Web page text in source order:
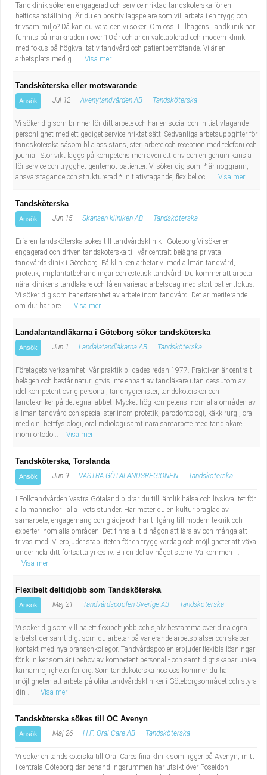
Kock, storhushåll
Undersköterska, vård- o specialavd. o mottagning
Bibliotekarie
Administrativ assistent
Lärare i gymnasiet
Tandklinik söker en engagerad och serviceinriktad tandsköterska för en
heltidsanställning. Är du en positiv lagspelare som vill arbeta i en trygg och
trivsam miljö? Då kan du vara den vi söker! Om oss: Lillhagens Tandklinik har
funnits på marknaden i över 10 år och är en väletablerad och modern klinik
med fokus på högkvalitativ tandvård och patientbemötande. Vi är en
arbetsplats med g...
Visa mer
Tandsköterska eller motsvarande
Ansök Jul 12 Avenytandvården AB Tandsköterska
Vi söker dig som brinner för ditt arbete och har en social och initiativtagande
personlighet med ett gediget serviceinriktat sätt! Sedvanliga arbetsuppgifter för
tandsköterska såsom bl.a assistans, sterilarbete och reception med telefoni och
journal. Stor vikt läggs på kompetens men även ett driv och en genuin känsla
för service och trygghet gentemot patienter. Vi söker dig som: * är noggrann,
ansvarstagande och strukturerad * initiativtagande, flexibel oc...
Visa mer
Tandsköterska
Ansök Jun 15 Skansen kliniken AB Tandsköterska
Erfaren tandsköterska sökes till tandvårdsklinik i Göteborg Vi söker en
engagerad och driven tandsköterska till vår centralt belägna privata
tandvårdsklinik i Göteborg. På kliniken arbetar vi med allmän tandvård,
protetik, implantatbehandlingar och estetisk tandvård. Du kommer att arbeta
nära klinikens tandläkare och få en varierad arbetsdag med stort patientfokus.
Vi söker dig som har erfarenhet av arbete inom tandvård. Det är meriterande
om du: har bre...
Visa mer
Landalantandläkarna i Göteborg söker tandsköterska
Ansök Jun 1 Landalatandläkarna AB Tandsköterska
Företagets verksamhet: Vår praktik bildades redan 1977. Praktiken är centralt
belägen och består naturligtvis inte enbart av tandläkare utan dessutom av
idel kompetent övrig personal; tandhygienister, tandsköterskor och
tandtekniker på det egna labbet. Mycket hög kompetens inom alla områden av
allmän tandvård och specialister inom protetik, parodontologi, käkkirurgi, oral
medicin, bettfysiologi, oral radiologi samt nära samarbete med tandläkare
inom ortodo...
Visa mer
Tandsköterska, Torslanda
Ansök Jun 9 VÄSTRA GÖTALANDSREGIONEN Tandsköterska
I Folktandvården Västra Götaland bidrar du till jämlik hälsa och livskvalitet för
alla människor i alla livets stunder. Här möter du en kultur präglad av
samarbete, engagemang och glädje och har tillgång till modern teknik och
experter inom alla områden. Det finns alltid någon att lära av och många att
trivas med. Vi erbjuder stabiliteten för en trygg vardag och möjligheter att växa
under hela ditt fortsatta yrkesliv. Bli en del av något större. Välkommen ...
Visa mer
Flexibelt deltidjobb som Tandsköterska
Ansök Maj 21 Tandvårdspoolen Sverige AB Tandsköterska
Vi söker dig som vill ha ett flexibelt jobb och själv bestämma över dina egna
arbetstider samtidigt som du arbetar på varierande arbetsplatser och skapar
kontakt med nya branschkollegor. Tandvårdspoolen erbjuder flexibla lösningar
för kliniker som är i behov av kompetent personal - och samtidigt skapar unika
karriärmöjligheter för dig. Som tandsköterska hos oss kommer du ha
möjligheten att arbeta på olika tandvårdskliniker i Göteborgsområdet och styra
din ...
Visa mer
Tandsköterska sökes till OC Avenyn
Ansök Maj 26 H.F. Oral Care AB Tandsköterska
Vi söker en tandsköterska till Oral Cares fina klinik som ligger på Avenyn, mitt
i centrala Göteborg där behandlingsrummen har utsikt över Poseidon!